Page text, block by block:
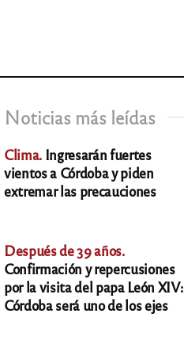
Noticias más leídas
Clima. Ingresarán fuertes
vientos a Córdoba y piden
extremar las precauciones
Después de 39 años.
Confirmación y repercusiones
por la visita del papa León XIV:
Córdoba será uno de los ejes